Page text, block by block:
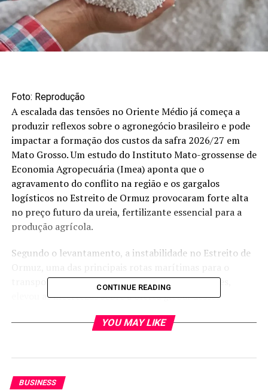
Foto: Reprodução
A escalada das tensões no Oriente Médio já começa a
produzir reflexos sobre o agronegócio brasileiro e pode
impactar a formação dos custos da safra 2026/27 em
Mato Grosso. Um estudo do Instituto Mato-grossense de
Economia Agropecuária (Imea) aponta que o
agravamento do conflito na região e os gargalos
logísticos no Estreito de Ormuz provocaram forte alta
no preço futuro da ureia, fertilizante essencial para a
produção agrícola.
Segundo o levantamento, a instabilidade no Estreito de
transporte de petróleo, gás natural e fertilizantes,
elevou as incertezas sobre a oferta global desses
marítimos e ampliou o risco de restrições no
retidas nas costas de Omã e dos Emirados Árabes
CONTINUE READING
YOU MAY LIKE
BUSINESS